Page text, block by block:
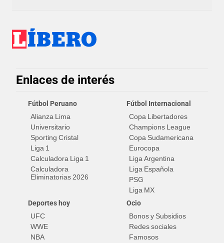
Enlaces de interés
Fútbol Peruano
Alianza Lima
Universitario
Sporting Cristal
Liga 1
Calculadora Liga 1
Calculadora
Eliminatorias 2026
Fútbol Internacional
Copa Libertadores
Champions League
Copa Sudamericana
Eurocopa
Liga Argentina
Liga Española
PSG
Liga MX
Deportes hoy
UFC
WWE
NBA
Ocio
Bonos y Subsidios
Redes sociales
Famosos